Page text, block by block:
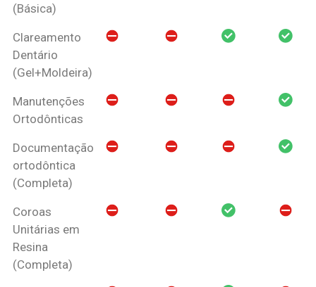
(Básica)
Clareamento
Dentário
(Gel+Moldeira)
Manutenções
Ortodônticas
Documentação
ortodôntica
(Completa)
Coroas
Unitárias em
Resina
(Completa)